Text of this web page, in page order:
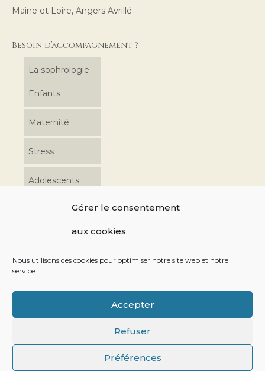
Gérer le consentement
aux cookies
Nous utilisons des cookies pour optimiser notre site web et notre
service.
Accepter
Refuser
Préférences
Maine et Loire, Angers Avrillé
Besoin d’accompagnement ?
La sophrologie
Enfants
Maternité
Stress
Adolescents
Retrouvez-moi sur les réseaux sociaux
Maternité Stress
© [2021] | [Stéphanie DUBOIS Sophrologue] -Mentions légales